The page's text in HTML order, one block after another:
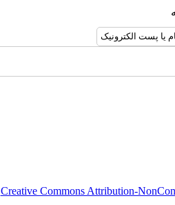
Creative Commons Attribution-